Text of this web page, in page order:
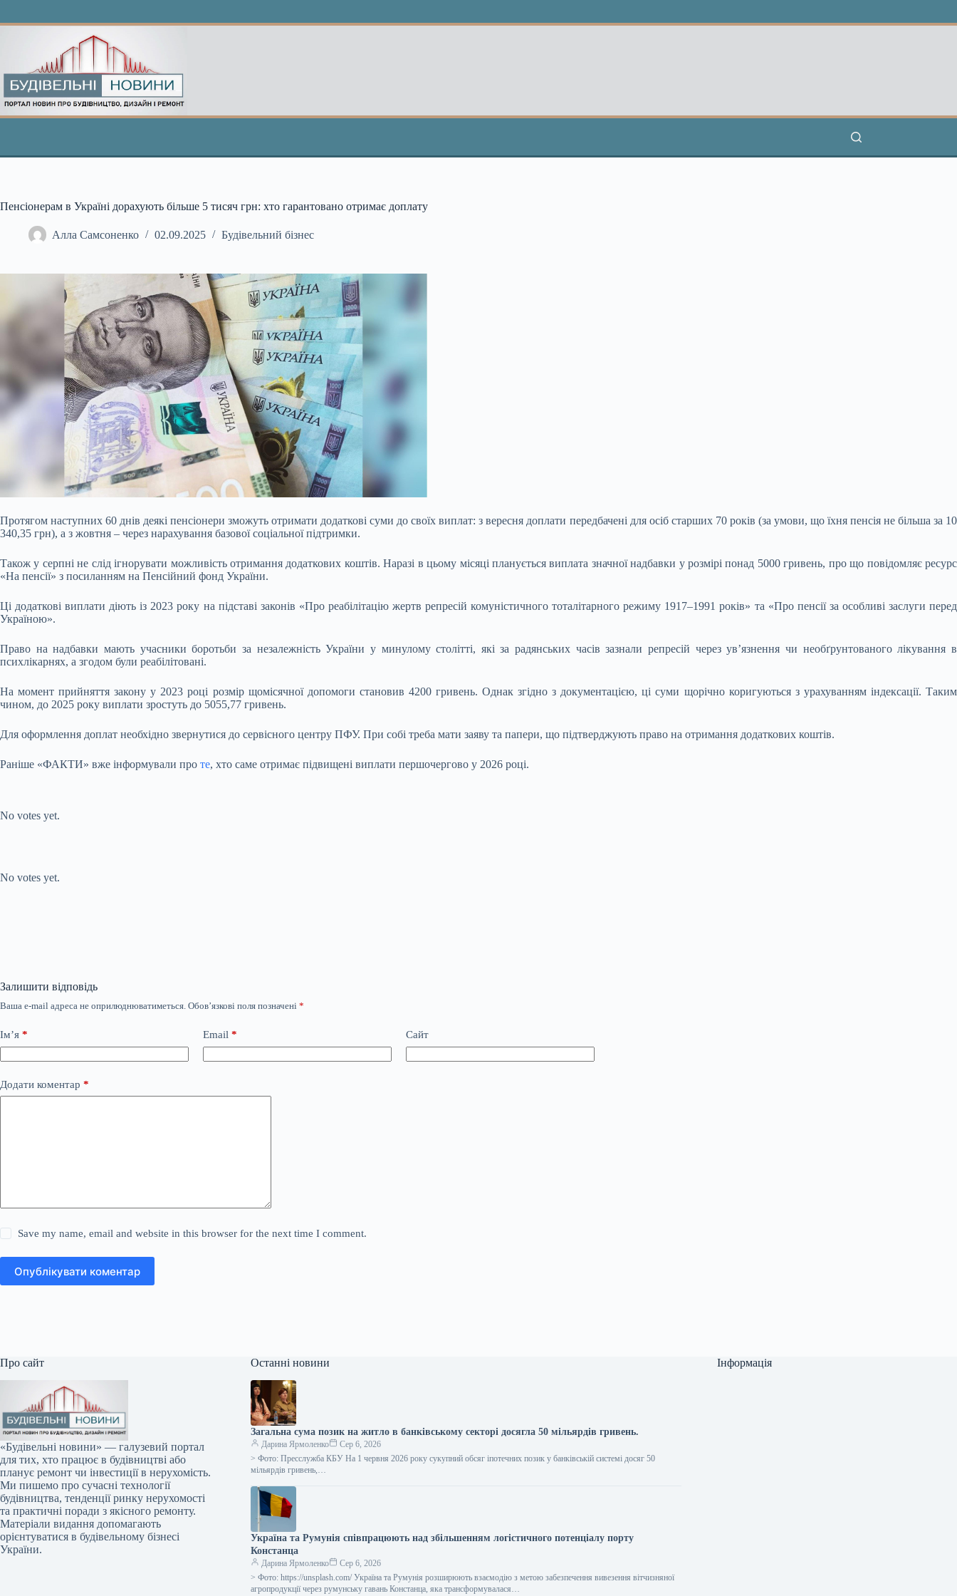
Пенсіонерам в Україні дорахують більше 5 тисяч грн: хто гарантовано отримає доплату
Алла Самсоненко 02.09.2025 Будівельний бізнес
Протягом наступних 60 днів деякі пенсіонери зможуть отримати додаткові суми до своїх виплат: з вересня доплати передбачені для осіб старших 70 років (за умови, що їхня пенсія не більша за 10
340,35 грн), а з жовтня – через нарахування базової соціальної підтримки.
Також у серпні не слід ігнорувати можливість отримання додаткових коштів. Наразі в цьому місяці планується виплата значної надбавки у розмірі понад 5000 гривень, про що повідомляє ресурс
«На пенсії» з посиланням на Пенсійний фонд України.
Ці додаткові виплати діють із 2023 року на підставі законів «Про реабілітацію жертв репресій комуністичного тоталітарного режиму 1917–1991 років» та «Про пенсії за особливі заслуги перед
Україною».
Право на надбавки мають учасники боротьби за незалежність України у минулому столітті, які за радянських часів зазнали репресій через ув’язнення чи необґрунтованого лікування в
психлікарнях, а згодом були реабілітовані.
На момент прийняття закону у 2023 році розмір щомісячної допомоги становив 4200 гривень. Однак згідно з документацією, ці суми щорічно коригуються з урахуванням індексації. Таким
чином, до 2025 року виплати зростуть до 5055,77 гривень.
Для оформлення доплат необхідно звернутися до сервісного центру ПФУ. При собі треба мати заяву та папери, що підтверджують право на отримання додаткових коштів.
Раніше «ФАКТИ» вже інформували про те, хто саме отримає підвищені виплати першочергово у 2026 році.
No votes yet.
No votes yet.
Залишити відповідь
Ваша e-mail адреса не оприлюднюватиметься. Обов’язкові поля позначені *
Ім’я * Email * Сайт
Додати коментар *
Save my name, email and website in this browser for the next time I comment.
Опублікувати коментар
Про сайт
«Будівельні новини» — галузевий портал
для тих, хто працює в будівництві або
планує ремонт чи інвестиції в нерухомість.
Ми пишемо про сучасні технології
будівництва, тенденції ринку нерухомості
та практичні поради з якісного ремонту.
Матеріали видання допомагають
орієнтуватися в будівельному бізнесі
України.
Останні новини
Загальна сума позик на житло в банківському секторі досягла 50 мільярдів гривень.
Дарина Ярмоленко
Сер 6, 2026
> Фото: Пресслужба КБУ На 1 червня 2026 року сукупний обсяг іпотечних позик у банківській системі досяг 50
мільярдів гривень,…
Україна та Румунія співпрацюють над збільшенням логістичного потенціалу порту
Констанца
Дарина Ярмоленко
Сер 6, 2026
> Фото: https://unsplash.com/ Україна та Румунія розширюють взаємодію з метою забезпечення вивезення вітчизняної
агропродукції через румунську гавань Констанца, яка трансформувалася…
Інформація